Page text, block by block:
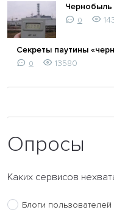
Чернобыль
0
Секреты паутины
0 13580
Опросы
Каких сервисов
Блоги пользователей